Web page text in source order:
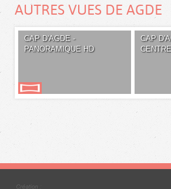
AUTRES VUES DE AGDE
CAP D'AGDE -
PANORAMIQUE HD
CAP